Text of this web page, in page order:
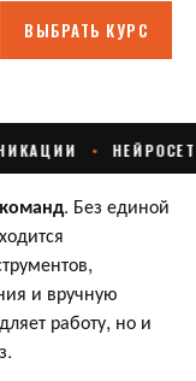
. Без единой
и вручную
работу, но и